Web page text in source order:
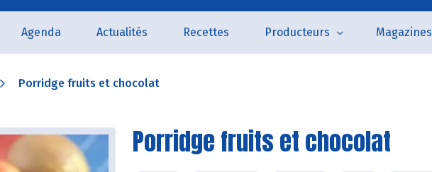
Agenda Actualités Recettes Producteurs Magazines
Porridge fruits et chocolat
Porridge fruits et chocolat